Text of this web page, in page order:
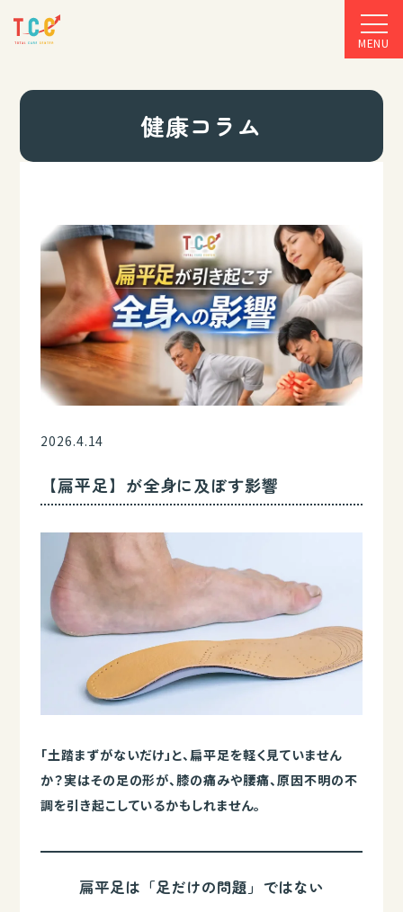
MENU
健康コラム
2026.4.14
【扁平足】が全身に及ぼす影響
「土踏まずがないだけ」と、扁平足を軽く見ていません
か？実はその足の形が、膝の痛みや腰痛、原因不明の不
調を引き起こしているかもしれません。
扁平足は「足だけの問題」ではない